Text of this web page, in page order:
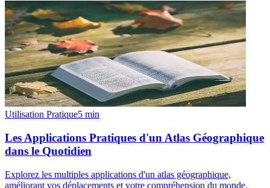
Utilisation Pratique5 min
Les Applications Pratiques d'un Atlas Géographique
dans le Quotidien
Explorez les multiples applications d'un atlas géographique,
améliorant vos déplacements et votre compréhension du monde.